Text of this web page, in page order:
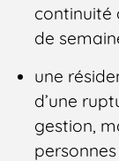
continuité
de
une
d’une
gestion,